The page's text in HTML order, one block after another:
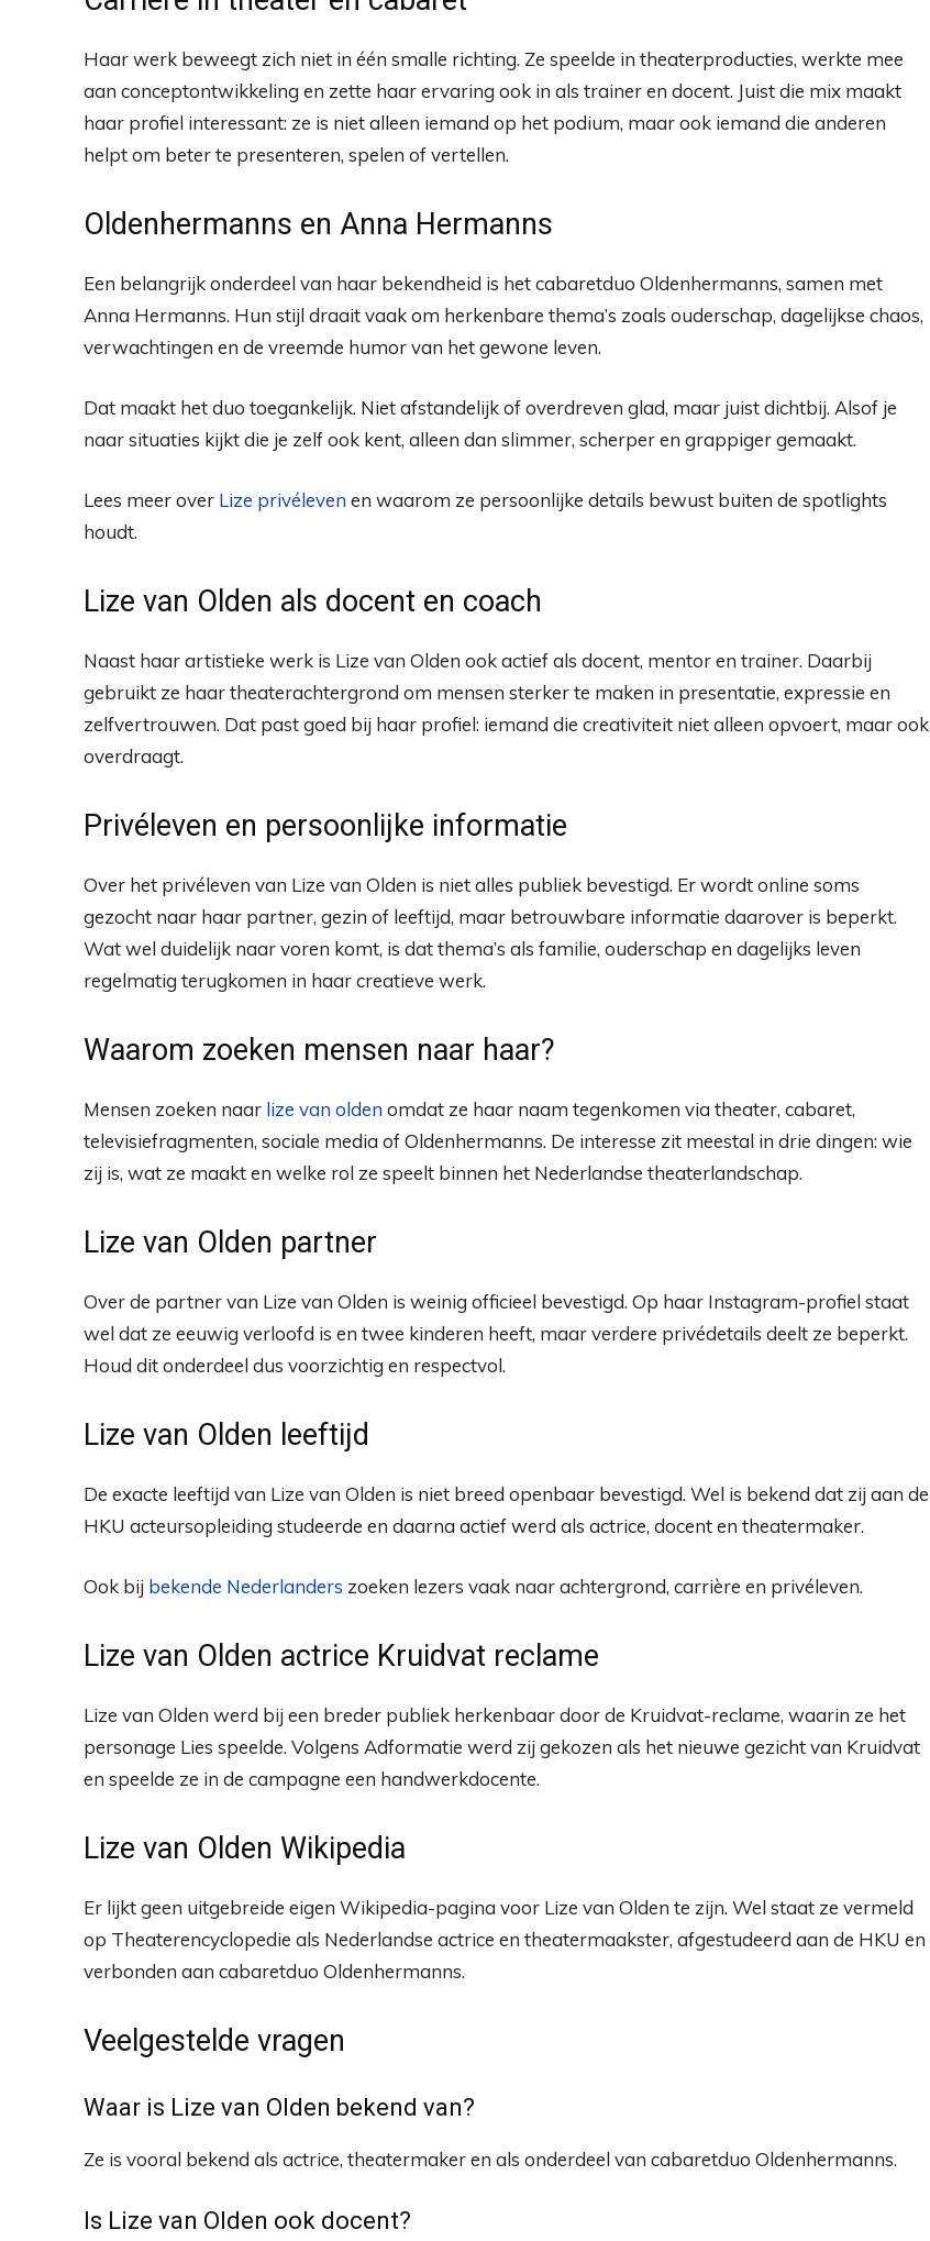
Haar werk beweegt zich niet in één smalle richting. Ze speelde in theaterproducties, werkte mee
aan conceptontwikkeling en zette haar ervaring ook in als trainer en docent. Juist die mix maakt
haar profiel interessant: ze is niet alleen iemand op het podium, maar ook iemand die anderen
helpt om beter te presenteren, spelen of vertellen.
Oldenhermanns en Anna Hermanns
Een belangrijk onderdeel van haar bekendheid is het cabaretduo Oldenhermanns, samen met
Anna Hermanns. Hun stijl draait vaak om herkenbare thema’s zoals ouderschap, dagelijkse chaos,
verwachtingen en de vreemde humor van het gewone leven.
Dat maakt het duo toegankelijk. Niet afstandelijk of overdreven glad, maar juist dichtbij. Alsof je
naar situaties kijkt die je zelf ook kent, alleen dan slimmer, scherper en grappiger gemaakt.
Lees meer over Lize privéleven en waarom ze persoonlijke details bewust buiten de spotlights
houdt.
Lize van Olden als docent en coach
Naast haar artistieke werk is Lize van Olden ook actief als docent, mentor en trainer. Daarbij
gebruikt ze haar theaterachtergrond om mensen sterker te maken in presentatie, expressie en
zelfvertrouwen. Dat past goed bij haar profiel: iemand die creativiteit niet alleen opvoert, maar ook
overdraagt.
Privéleven en persoonlijke informatie
Over het privéleven van Lize van Olden is niet alles publiek bevestigd. Er wordt online soms
gezocht naar haar partner, gezin of leeftijd, maar betrouwbare informatie daarover is beperkt.
Wat wel duidelijk naar voren komt, is dat thema’s als familie, ouderschap en dagelijks leven
regelmatig terugkomen in haar creatieve werk.
Waarom zoeken mensen naar haar?
Mensen zoeken naar lize van olden omdat ze haar naam tegenkomen via theater, cabaret,
televisiefragmenten, sociale media of Oldenhermanns. De interesse zit meestal in drie dingen: wie
zij is, wat ze maakt en welke rol ze speelt binnen het Nederlandse theaterlandschap.
Lize van Olden partner
Over de partner van Lize van Olden is weinig officieel bevestigd. Op haar Instagram-profiel staat
wel dat ze eeuwig verloofd is en twee kinderen heeft, maar verdere privédetails deelt ze beperkt.
Houd dit onderdeel dus voorzichtig en respectvol.
Lize van Olden leeftijd
De exacte leeftijd van Lize van Olden is niet breed openbaar bevestigd. Wel is bekend dat zij aan de
HKU acteursopleiding studeerde en daarna actief werd als actrice, docent en theatermaker.
Ook bij bekende Nederlanders zoeken lezers vaak naar achtergrond, carrière en privéleven.
Lize van Olden actrice Kruidvat reclame
Lize van Olden werd bij een breder publiek herkenbaar door de Kruidvat-reclame, waarin ze het
personage Lies speelde. Volgens Adformatie werd zij gekozen als het nieuwe gezicht van Kruidvat
en speelde ze in de campagne een handwerkdocente.
Lize van Olden Wikipedia
Er lijkt geen uitgebreide eigen Wikipedia-pagina voor Lize van Olden te zijn. Wel staat ze vermeld
op Theaterencyclopedie als Nederlandse actrice en theatermaakster, afgestudeerd aan de HKU en
verbonden aan cabaretduo Oldenhermanns.
Veelgestelde vragen
Waar is Lize van Olden bekend van?
Ze is vooral bekend als actrice, theatermaker en als onderdeel van cabaretduo Oldenhermanns.
Is Lize van Olden ook docent?